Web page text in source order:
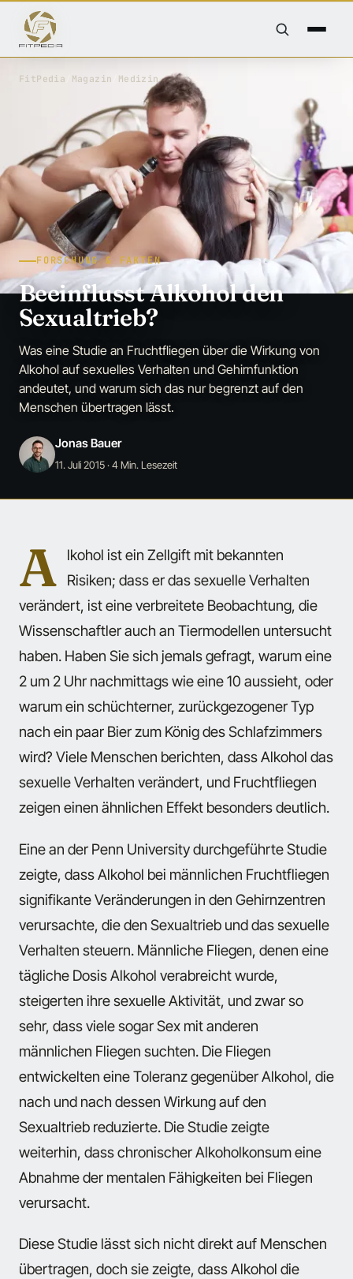
FitPedia Magazin Medizin
FORSCHUNG & FAKTEN
Beeinflusst Alkohol den
Sexualtrieb?
Was eine Studie an Fruchtfliegen über die Wirkung von
Alkohol auf sexuelles Verhalten und Gehirnfunktion
andeutet, und warum sich das nur begrenzt auf den
Menschen übertragen lässt.
Jonas Bauer
11. Juli 2015· 4 Min. Lesezeit
A
lkohol ist ein Zellgift mit bekannten
Risiken; dass er das sexuelle Verhalten
verändert, ist eine verbreitete Beobachtung, die
Wissenschaftler auch an Tiermodellen untersucht
haben. Haben Sie sich jemals gefragt, warum eine
2 um 2 Uhr nachmittags wie eine 10 aussieht, oder
warum ein schüchterner, zurückgezogener Typ
nach ein paar Bier zum König des Schlafzimmers
wird? Viele Menschen berichten, dass Alkohol das
sexuelle Verhalten verändert, und Fruchtfliegen
zeigen einen ähnlichen Effekt besonders deutlich.
Eine an der Penn University durchgeführte Studie
zeigte, dass Alkohol bei männlichen Fruchtfliegen
signifikante Veränderungen in den Gehirnzentren
verursachte, die den Sexualtrieb und das sexuelle
Verhalten steuern. Männliche Fliegen, denen eine
tägliche Dosis Alkohol verabreicht wurde,
steigerten ihre sexuelle Aktivität, und zwar so
sehr, dass viele sogar Sex mit anderen
männlichen Fliegen suchten. Die Fliegen
entwickelten eine Toleranz gegenüber Alkohol, die
nach und nach dessen Wirkung auf den
Sexualtrieb reduzierte. Die Studie zeigte
weiterhin, dass chronischer Alkoholkonsum eine
Abnahme der mentalen Fähigkeiten bei Fliegen
verursacht.
Diese Studie lässt sich nicht direkt auf Menschen
übertragen, doch sie zeigte, dass Alkohol die